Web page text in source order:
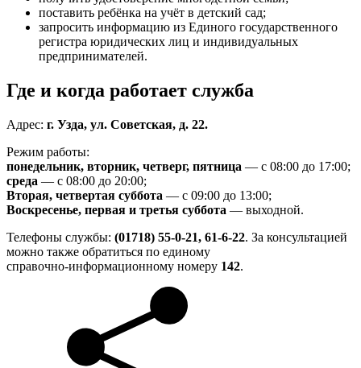
поставить ребёнка на учёт в детский сад;
запросить информацию из Единого государственного
регистра юридических лиц и индивидуальных
предпринимателей.
Где и когда работает служба
Адрес: г. Узда, ул. Советская, д. 22.
Режим работы:
понедельник, вторник, четверг, пятница — с 08:00 до 17:00;
среда — с 08:00 до 20:00;
Вторая, четвертая суббота — с 09:00 до 13:00;
Воскресенье, первая и третья суббота — выходной.
Телефоны службы: (01718) 55-0-21, 61-6-22. За консультацией
можно также обратиться по единому
справочно‑информационному номеру 142.